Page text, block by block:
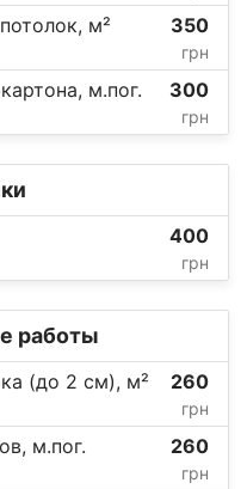
м² 350
грн
м.пог. 300
грн
400
грн
работы
(до 2 см), м² 260
грн
м.пог. 260
грн